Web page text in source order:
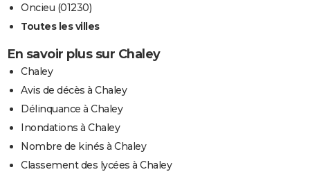
Oncieu (01230)
Toutes les villes
En savoir plus sur Chaley
Chaley
Avis de décès à Chaley
Délinquance à Chaley
Inondations à Chaley
Nombre de kinés à Chaley
Classement des lycées à Chaley